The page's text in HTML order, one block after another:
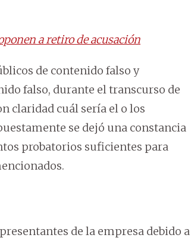
a retiro de acusación
de contenido falso y
falso, durante el transcurso de
claridad cuál sería el o los
se dejó una constancia
probatorios suficientes para
de la empresa debido a